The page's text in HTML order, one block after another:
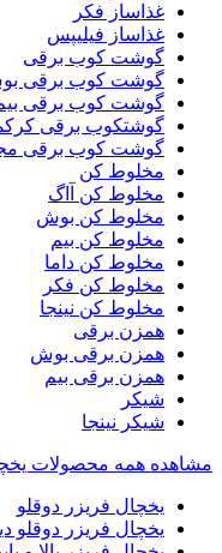
غذاساز فکر
غذاساز فیلیپس
گوشت کوب برقی
گوشت کوب برقی
گوشت کوب برقی
گوشتکوب برقی
گوشت کوب برقی
مخلوط کن
مخلوط کن آاگ
مخلوط کن بوش
مخلوط کن بیم
مخلوط کن داما
مخلوط کن فکر
مخلوط کن نینجا
همزن برقی
همزن برقی بوش
همزن برقی بیم
شیکر
شیکر نینجا
مشاهده همه محصولات
یخچال فریزر دوقلو
یخچال فریزر دوقلو